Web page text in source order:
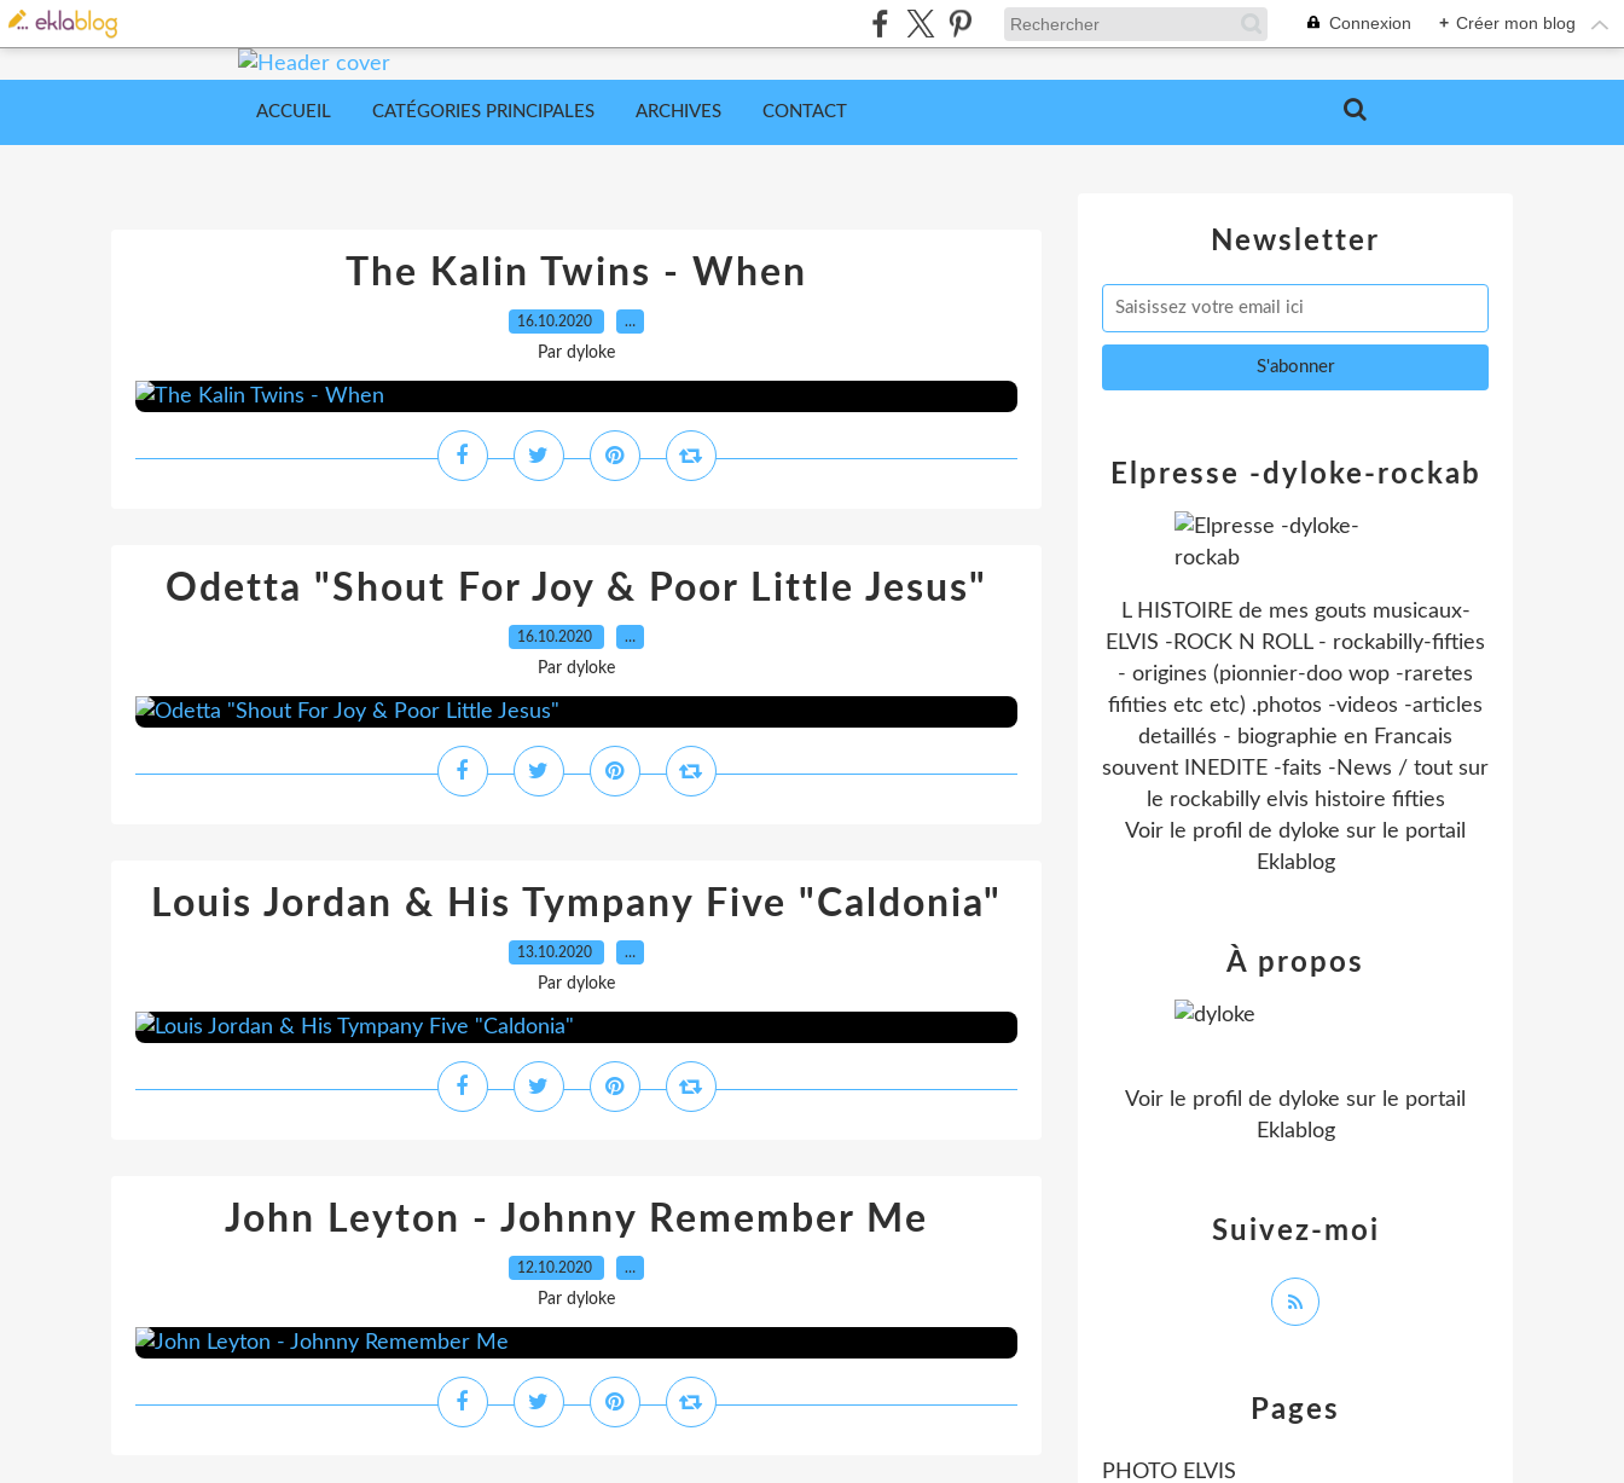
Connexion + Créer mon blog
ACCUEIL CATÉGORIES PRINCIPALES ARCHIVES CONTACT
The Kalin Twins - When
16.10.2020 …
Par dyloke
Odetta "Shout For Joy & Poor Little Jesus"
16.10.2020 …
Par dyloke
Louis Jordan & His Tympany Five "Caldonia"
13.10.2020 …
Par dyloke
John Leyton - Johnny Remember Me
12.10.2020 …
Par dyloke
Newsletter
Pages
PHOTO ELVIS
Elpresse -dyloke-rockab
L HISTOIRE de mes gouts musicaux-
ELVIS -ROCK N ROLL - rockabilly-fifties
- origines (pionnier-doo wop -raretes
fifities etc etc) .photos -videos -articles
detaillés - biographie en Francais
souvent INEDITE -faits -News / tout sur
le rockabilly elvis histoire fifties
Voir le profil de dyloke sur le portail
Eklablog
Suivez-moi
À propos
Voir le profil de dyloke sur le portail
Eklablog